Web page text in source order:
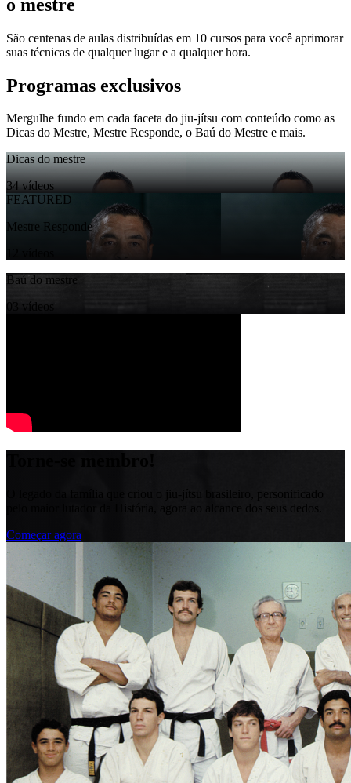
o mestre
São centenas de aulas distribuídas em 10 cursos para você aprimorar
suas técnicas de qualquer lugar e a qualquer hora.
Programas exclusivos
Mergulhe fundo em cada faceta do jiu-jítsu com conteúdo como as
Dicas do Mestre, Mestre Responde, o Baú do Mestre e mais.
Dicas do mestre
34 vídeos
FEATURED
Mestre Responde
Baú do mestre
03 vídeos
O legado da família que criou o jiu-jítsu brasileiro, personificado
pelo maior lutador da História, agora ao alcance dos seus dedos.
Começar agora